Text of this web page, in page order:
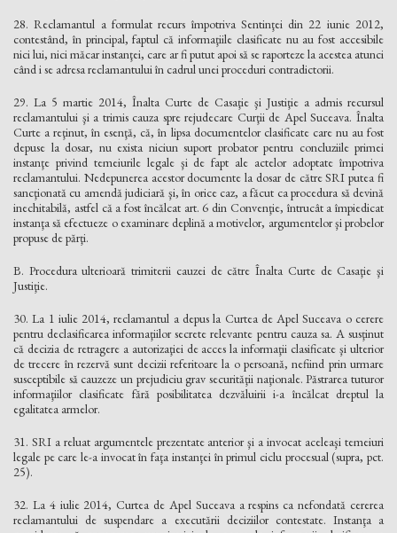
28. Reclamantul a formulat recurs împotriva Sentinţei din 22 iunie 2012,
contestând, în principal, faptul că informaţiile clasificate nu au fost accesibile
nici lui, nici măcar instanţei, care ar fi putut apoi să se raporteze la acestea atunci
când i se adresa reclamantului în cadrul unei proceduri contradictorii.
29. La 5 martie 2014, Înalta Curte de Casaţie şi Justiţie a admis recursul
reclamantului şi a trimis cauza spre rejudecare Curţii de Apel Suceava. Înalta
Curte a reţinut, în esenţă, că, în lipsa documentelor clasificate care nu au fost
depuse la dosar, nu exista niciun suport probator pentru concluziile primei
instanţe privind temeiurile legale şi de fapt ale actelor adoptate împotriva
reclamantului. Nedepunerea acestor documente la dosar de către SRI putea fi
sancţionată cu amendă judiciară şi, în orice caz, a făcut ca procedura să devină
inechitabilă, astfel că a fost încălcat art. 6 din Convenţie, întrucât a împiedicat
instanţa să efectueze o examinare deplină a motivelor, argumentelor şi probelor
propuse de părţi.
B. Procedura ulterioară trimiterii cauzei de către Înalta Curte de Casaţie şi
Justiţie.
30. La 1 iulie 2014, reclamantul a depus la Curtea de Apel Suceava o cerere
pentru declasificarea informaţiilor secrete relevante pentru cauza sa. A susţinut
că decizia de retragere a autorizaţiei de acces la informaţii clasificate şi ulterior
de trecere în rezervă sunt decizii referitoare la o persoană, nefiind prin urmare
susceptibile să cauzeze un prejudiciu grav securităţii naţionale. Păstrarea tuturor
informaţiilor clasificate fără posibilitatea dezvăluirii i-a încălcat dreptul la
egalitatea armelor.
31. SRI a reluat argumentele prezentate anterior şi a invocat aceleaşi temeiuri
legale pe care le-a invocat în faţa instanţei în primul ciclu procesual (supra, pct.
25).
32. La 4 iulie 2014, Curtea de Apel Suceava a respins ca nefondată cererea
reclamantului de suspendare a executării deciziilor contestate. Instanţa a